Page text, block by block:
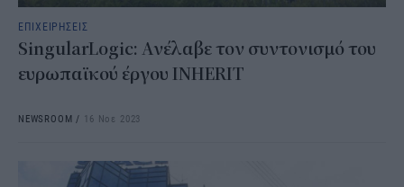
ΕΠΙΧΕΙΡΗΣΕΙΣ
SingularLogic: Ανέλαβε τον συντονισμό του
ευρωπαϊκού έργου INHERIT
NEWSROOM / 16 Νοε 2023